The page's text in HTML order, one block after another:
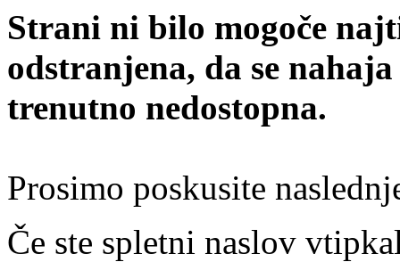
Strani ni bilo mogoče
odstranjena, da se
trenutno nedostopna.
Prosimo poskusite
Če ste spletni naslov